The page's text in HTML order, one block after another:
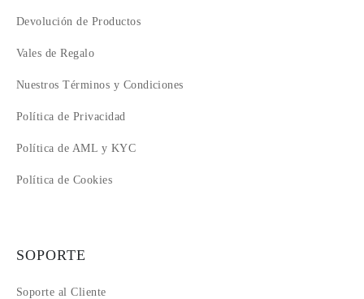
Devolución de Productos
Vales de Regalo
Nuestros Términos y Condiciones
Política de Privacidad
Política de AML y KYC
Política de Cookies
SOPORTE
Soporte al Cliente